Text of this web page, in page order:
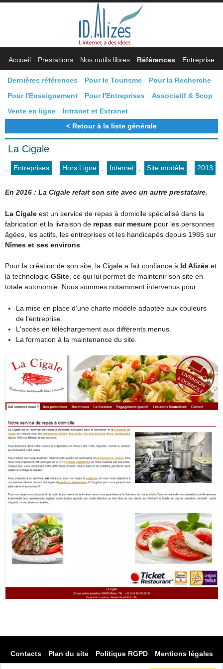
Accueil Prestations Nos outils libres Références Entreprise
Dernières références Pour le Tourisme
Pour la Recherche
Pour l'Enseignement
Pour l'Entreprises
Associatif & Scop
Vente en ligne
Intranet et Extranet
Retour à la liste générale
La Cigale
Entreprises Hors Ligne Internet Site modèle 2013
En 2016 : La Cigale refait son site avec un autre prestataire.
La Cigale est un service de repas à domicile spécialisé dans la
fabrication et la livraison de repas sur mesure pour les personnes
âgées, les actifs, les entreprises et les handicapés depuis 1985 sur
Nîmes et ses environs
Pour la création de son site, la Cigale a fait confiance à Id Alizés et
la technologie GSite , ce qui lui permet de maintenir son site en
totale autonomie. Nous sommes notamment intervenus pour :
La mise en place d'une charte modèle adaptée aux couleurs
de l'entreprise.
L'accès en téléchargement aux différents menus.
La formation à la maintenance du site.
Contacts Plan du site Politique RGPD
Mentions légales
Nos outils libres Références